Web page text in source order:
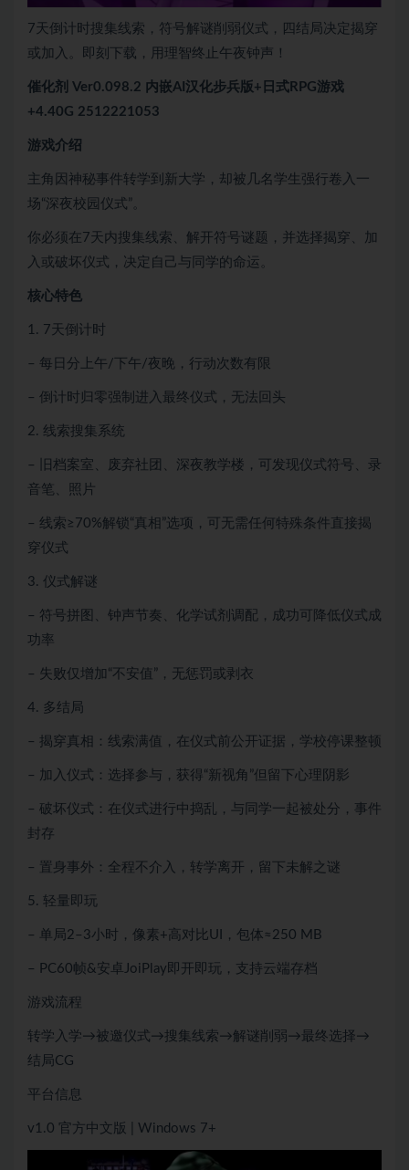
7天倒计时搜集线索，符号解谜削弱仪式，四结局决定揭穿
或加入。即刻下载，用理智终止午夜钟声！
催化剂 Ver0.098.2 内嵌AI汉化步兵版+日式RPG游戏
+4.40G 2512221053
游戏介绍
主角因神秘事件转学到新大学，却被几名学生强行卷入一
场“深夜校园仪式”。
你必须在7天内搜集线索、解开符号谜题，并选择揭穿、加
入或破坏仪式，决定自己与同学的命运。
核心特色
1. 7天倒计时
– 每日分上午/下午/夜晚，行动次数有限
– 倒计时归零强制进入最终仪式，无法回头
2. 线索搜集系统
– 旧档案室、废弃社团、深夜教学楼，可发现仪式符号、录
音笔、照片
– 线索≥70%解锁“真相”选项，可无需任何特殊条件直接揭
穿仪式
3. 仪式解谜
– 符号拼图、钟声节奏、化学试剂调配，成功可降低仪式成
功率
– 失败仅增加“不安值”，无惩罚或剥衣
4. 多结局
– 揭穿真相：线索满值，在仪式前公开证据，学校停课整顿
– 加入仪式：选择参与，获得“新视角”但留下心理阴影
– 破坏仪式：在仪式进行中捣乱，与同学一起被处分，事件
封存
– 置身事外：全程不介入，转学离开，留下未解之谜
5. 轻量即玩
– 单局2–3小时，像素+高对比UI，包体≈250 MB
– PC60帧&安卓JoiPlay即开即玩，支持云端存档
游戏流程
转学入学→被邀仪式→搜集线索→解谜削弱→最终选择→
结局CG
平台信息
v1.0 官方中文版 | Windows 7+